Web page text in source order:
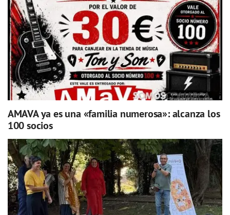
AMAVA ya es una «familia numerosa»: alcanza los
100 socios